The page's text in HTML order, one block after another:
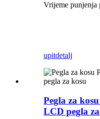
Vrijeme punjenja
upitdetalj
Pegla za
LCD pegla